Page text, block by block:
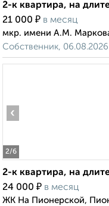
2-к квартира, на
21 000 ₽ в месяц
мкр. имени А.М.
Собственник, 06.08.2026
2/6
‹
2-к квартира, на
24 000 ₽ в месяц
ЖК На Пионерской,